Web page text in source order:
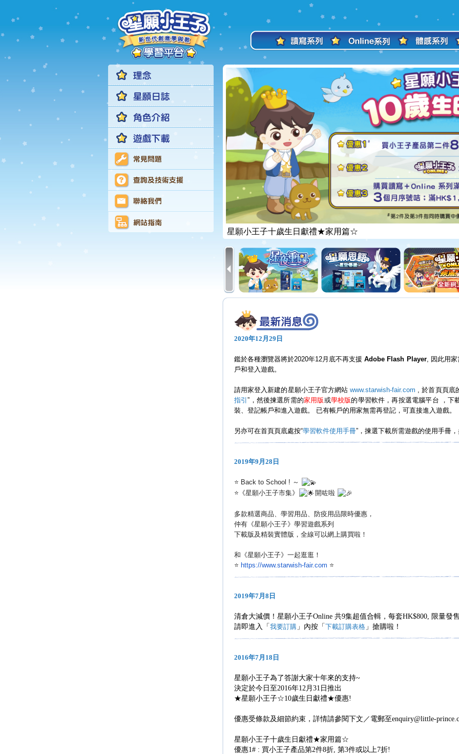
2020年12月29日
鑑於各種瀏覽器將於2020年12月底不再支援Adobe Flash Player, 因此用
戶和登入遊戲。
請用家登入新建的星願小王子官方網站www.starwish-fair.com ,於首頁頁底
指引”，然後揀選所需的家用版或學校版的學習軟件，再按選電腦平台 ，下
裝、登記帳戶和進入遊戲。 已有帳戶的用家無需再登記，可直接進入遊戲。
另亦可在首頁頁底處按“學習軟件使用手冊”，揀選下載所需遊戲的使用手冊
2019年9月28日
⭐ Back to School ! ～
⭐《星願小王子市集》
開咗啦
多款精選商品、學習用品、防疫用品限時優惠，
仲有《星願小王子》學習遊戲系列
下載版及精裝實體版，全線可以網上購買啦！
和《星願小王子》一起逛逛！
⭐ https://www.starwish-fair.com ⭐
2019年7月8日
清倉大減價！星願小王子Online 共9集超值合輯，每套HK$800, 限量發
請即進入「 我要訂購 」內按「 下載訂購表格 」搶購啦！
2016年7月18日
星願小王子為了答謝大家十年來的支持~
決定於今日至2016年12月31日推出
★星願小王子☆10歲生日獻禮★優惠!
優惠受條款及細節約束，詳情請參閱下文／電郵至enquiry@little-
星願小王子十歲生日獻禮★家用篇☆
優惠1# : 買小王子產品第2件8折, 第3件或以上7折!